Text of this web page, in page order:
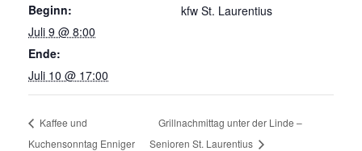
Beginn:
Juli 9 @ 8:00
Ende:
Juli 10 @ 17:00
kfw St. Laurentius
Kaffee und
Kuchensonntag Enniger
Grillnachmittag unter der Linde –
Senioren St. Laurentius